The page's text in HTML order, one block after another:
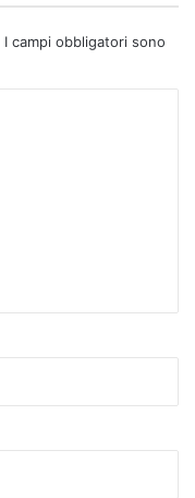
I campi obbligatori sono